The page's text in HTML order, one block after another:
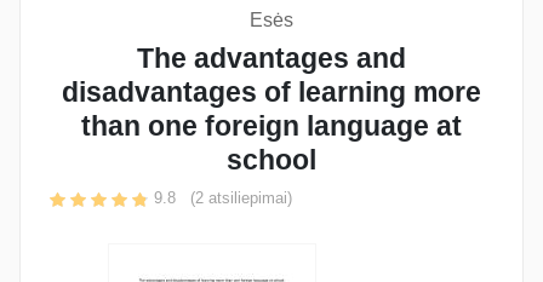
Esės
The advantages and
disadvantages of learning more
than one foreign language at
school
9.8 (2 atsiliepimai)